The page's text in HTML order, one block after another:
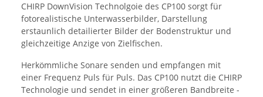
CHIRP DownVision Technolgoie des CP100 sorgt für
fotorealistische Unterwasserbilder, Darstellung
erstaunlich detailierter Bilder der Bodenstruktur und
gleichzeitige Anzige von Zielfischen.
Herkömmliche Sonare senden und empfangen mit
einer Frequenz Puls für Puls. Das CP100 nutzt die CHIRP
Technologie und sendet in einer größeren Bandbreite -